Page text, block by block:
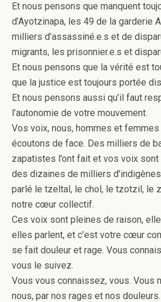
Et nous pensons que manquent
d’Ayotzinapa, les 49 de la garderie
milliers d’assassiné.e.s et de
migrants, les prisonnier.e.s et
Et nous pensons que la vérité est
que la justice est toujours portée
Et nous pensons aussi qu’il faut
l’autonomie de votre mouvement.
Vos voix, nous, hommes et
écoutons de face. Des milliers de
zapatistes l’ont fait et vos voix
des dizaines de milliers
parlé le tzeltal, le chol, le tzotzil, le
notre cœur collectif.
Ces voix sont pleines de raison,
elles parlent, et c’est votre cœur
se fait douleur et rage. Vous
vous le suivez.
Vous vous connaissez, vous. Vous
nous, par nos rages et nos douleurs.